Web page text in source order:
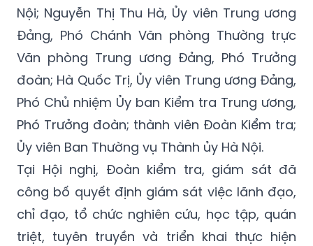
Nội; Nguyễn Thị Thu Hà, Ủy viên Trung ương
Đảng, Phó Chánh Văn phòng Thường trực
Văn phòng Trung ương Đảng, Phó Trưởng
đoàn; Hà Quốc Trị, Ủy viên Trung ương Đảng,
Phó Chủ nhiệm Ủy ban Kiểm tra Trung ương,
Phó Trưởng đoàn; thành viên Đoàn Kiểm tra;
Ủy viên Ban Thường vụ Thành ủy Hà Nội.
Tại Hội nghị, Đoàn kiểm tra, giám sát đã
công bố quyết định giám sát việc lãnh đạo,
chỉ đạo, tổ chức nghiên cứu, học tập, quán
triệt, tuyên truyền và triển khai thực hiện